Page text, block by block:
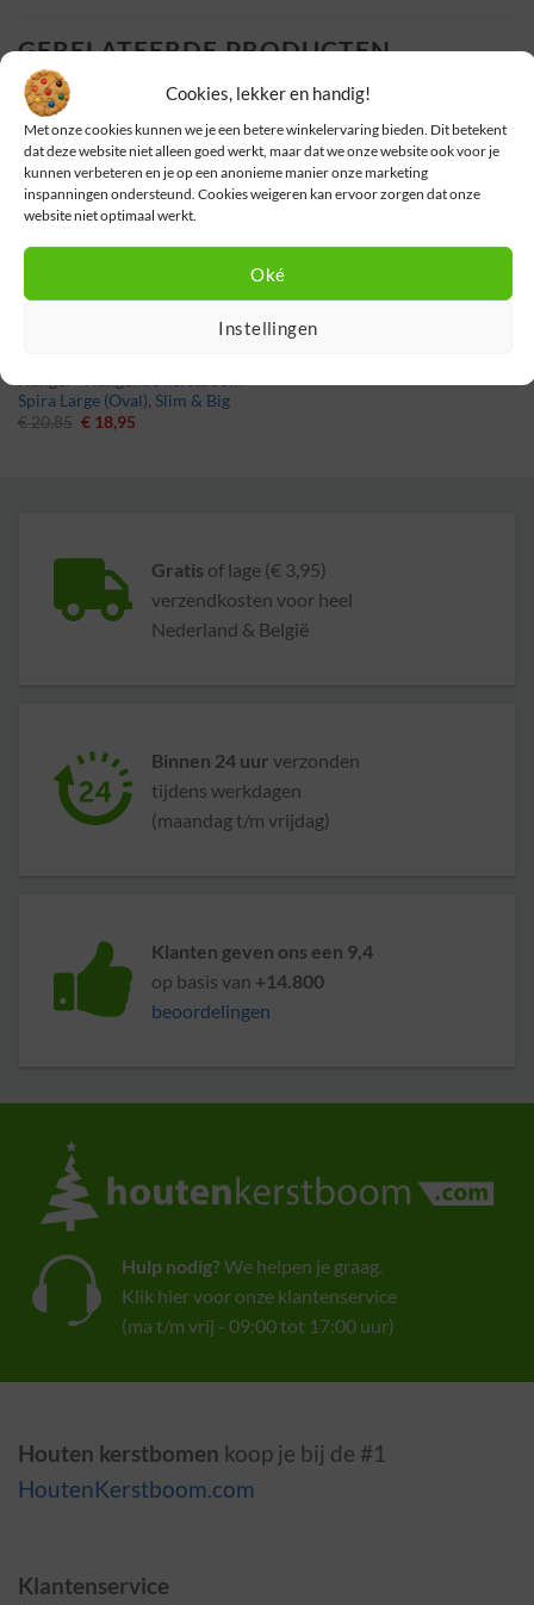
Cookies, lekker en handig!
Met onze cookies kunnen we je een betere winkelervaring bieden. Dit betekent
dat deze website niet alleen goed werkt, maar dat we onze website ook voor je
kunnen verbeteren en je op een anonieme manier onze marketing
inspanningen ondersteund. Cookies weigeren kan ervoor zorgen dat onze
website niet optimaal werkt.
Oké
Instellingen
GERELATEERDE PRODUCTEN
Spira Large (Oval), Slim & Big
€20,85 Oorspronkelijke
€18,95Huidige
Gratis of lage (€ 3,95)
verzendkosten voor heel
Nederland & België
Binnen 24 uur verzonden
tijdens werkdagen
(maandag t/m vrijdag)
Klanten geven ons een 9,4
op basis van +14.800
beoordelingen
Hulp nodig?We helpen je graag.
Klik hier voor onze klantenservice
(ma t/m vrij - 09:00 tot 17:00 uur)
Houten kerstbomen koop je bij de #1
HoutenKerstboom.com
Klantenservice